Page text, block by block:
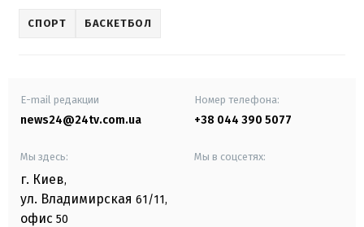
СПОРТ БАСКЕТБОЛ
E-mail редакции
news24@24tv.com.ua
Номер телефона:
+38 044 390 5077
Мы здесь:
г. Киев,
ул. Владимирская 61/11,
офис 50
Мы в соцсетях: